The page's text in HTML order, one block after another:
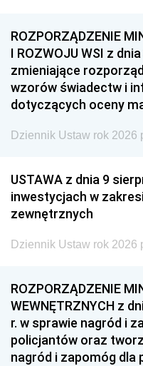
ROZPORZĄDZENIE
I ROZWOJU WSI z
zmieniające
wzorów świadectw i
dotyczących oceny
Dziennik Ustaw rok 2026
USTAWA z dnia 9
inwestycjach w
zewnętrznych
Dziennik Ustaw rok 2026
ROZPORZĄDZENIE
WEWNĘTRZNYCH z
r. w sprawie nagród i
policjantów oraz
nagród i zapomóg dla